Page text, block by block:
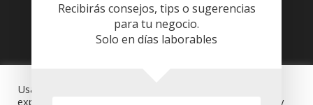
Usamos cookies en nuestro sitio web para brindarle la
experiencia más relevante recordando sus preferencias y
Recibirás consejos, tips o sugerencias
para tu negocio.
Solo en días laborables